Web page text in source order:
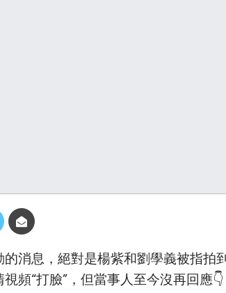
消息，絕對是楊紫和劉學義被指拍
頻“打臉”，但當事人至今沒再回應👇